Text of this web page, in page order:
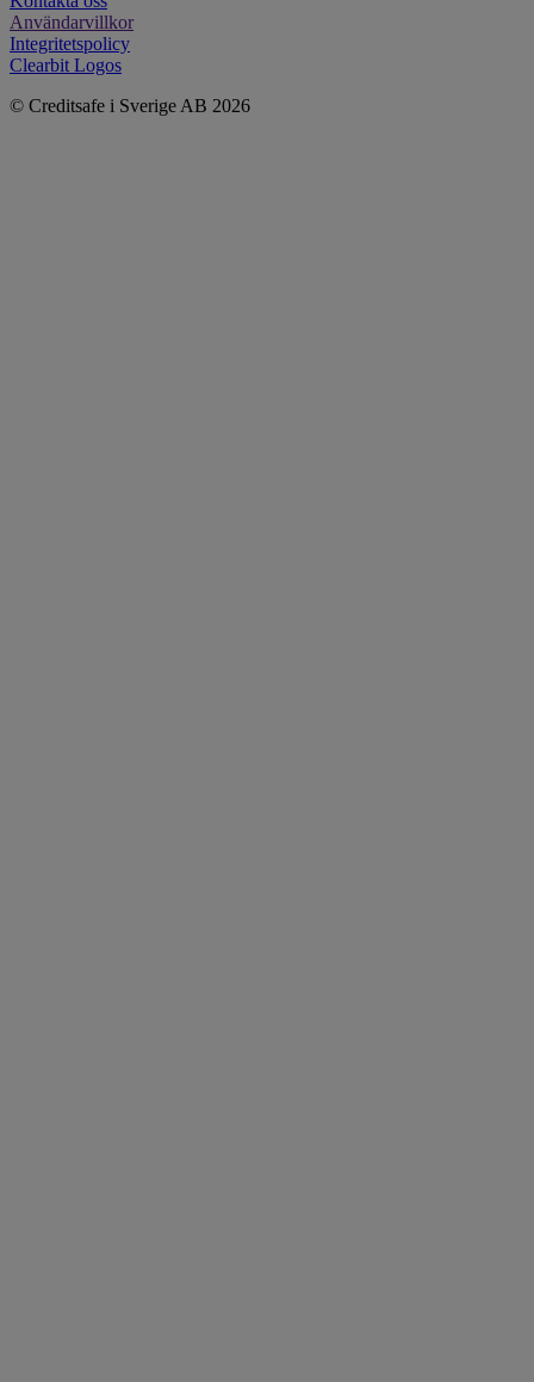
Användarvillkor
Integritetspolicy
Clearbit Logos
© Creditsafe i Sverige AB 2026